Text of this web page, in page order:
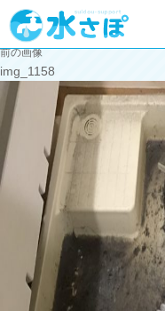
前の画像
img_1158